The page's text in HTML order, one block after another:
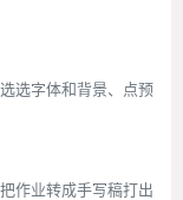
选字体和背景、点预
作业转成手写稿打出